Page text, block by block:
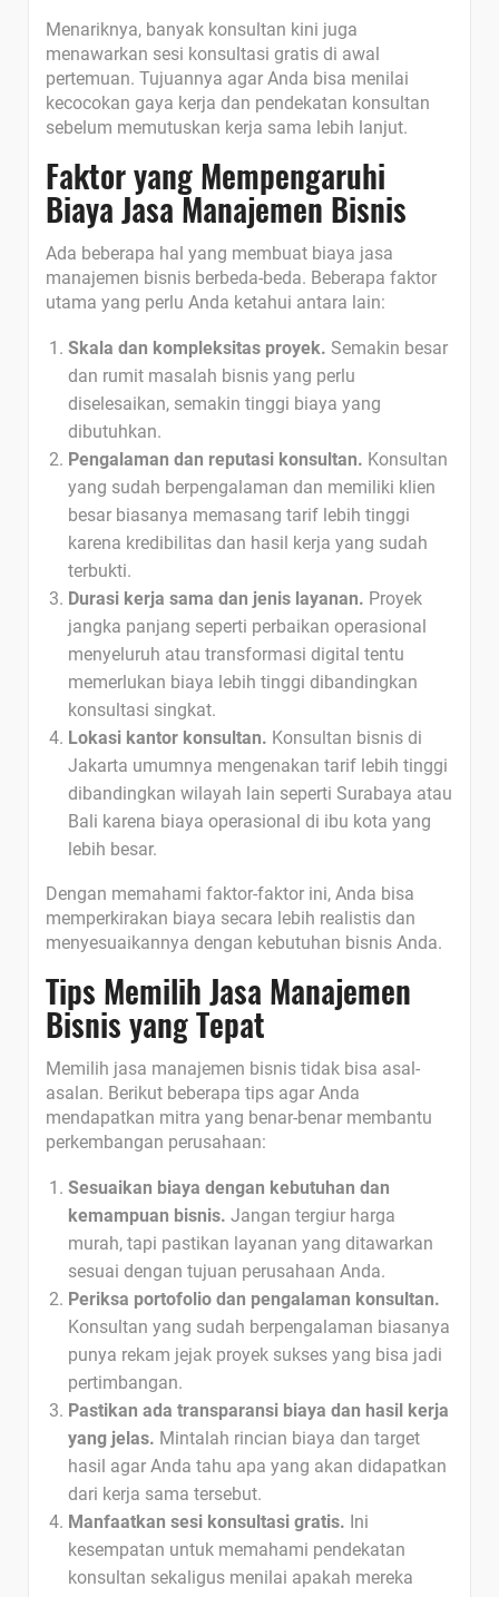
Menariknya, banyak konsultan kini juga
menawarkan sesi konsultasi gratis di awal
pertemuan. Tujuannya agar Anda bisa menilai
kecocokan gaya kerja dan pendekatan konsultan
sebelum memutuskan kerja sama lebih lanjut.
Faktor yang Mempengaruhi
Biaya Jasa Manajemen Bisnis
Ada beberapa hal yang membuat biaya jasa
manajemen bisnis berbeda-beda. Beberapa faktor
utama yang perlu Anda ketahui antara lain:
Skala dan kompleksitas proyek. Semakin besar
dan rumit masalah bisnis yang perlu
diselesaikan, semakin tinggi biaya yang
dibutuhkan.
Pengalaman dan reputasi konsultan. Konsultan
yang sudah berpengalaman dan memiliki klien
besar biasanya memasang tarif lebih tinggi
karena kredibilitas dan hasil kerja yang sudah
terbukti.
Durasi kerja sama dan jenis layanan. Proyek
jangka panjang seperti perbaikan operasional
menyeluruh atau transformasi digital tentu
memerlukan biaya lebih tinggi dibandingkan
konsultasi singkat.
Lokasi kantor konsultan. Konsultan bisnis di
Jakarta umumnya mengenakan tarif lebih tinggi
dibandingkan wilayah lain seperti Surabaya atau
Bali karena biaya operasional di ibu kota yang
lebih besar.
Dengan memahami faktor-faktor ini, Anda bisa
memperkirakan biaya secara lebih realistis dan
menyesuaikannya dengan kebutuhan bisnis Anda.
Tips Memilih Jasa Manajemen
Bisnis yang Tepat
Memilih jasa manajemen bisnis tidak bisa asal-
asalan. Berikut beberapa tips agar Anda
mendapatkan mitra yang benar-benar membantu
perkembangan perusahaan:
Sesuaikan biaya dengan kebutuhan dan
kemampuan bisnis. Jangan tergiur harga
murah, tapi pastikan layanan yang ditawarkan
sesuai dengan tujuan perusahaan Anda.
Periksa portofolio dan pengalaman konsultan.
Konsultan yang sudah berpengalaman biasanya
punya rekam jejak proyek sukses yang bisa jadi
pertimbangan.
Pastikan ada transparansi biaya dan hasil kerja
yang jelas. Mintalah rincian biaya dan target
hasil agar Anda tahu apa yang akan didapatkan
dari kerja sama tersebut.
Manfaatkan sesi konsultasi gratis. Ini
kesempatan untuk memahami pendekatan
konsultan sekaligus menilai apakah mereka